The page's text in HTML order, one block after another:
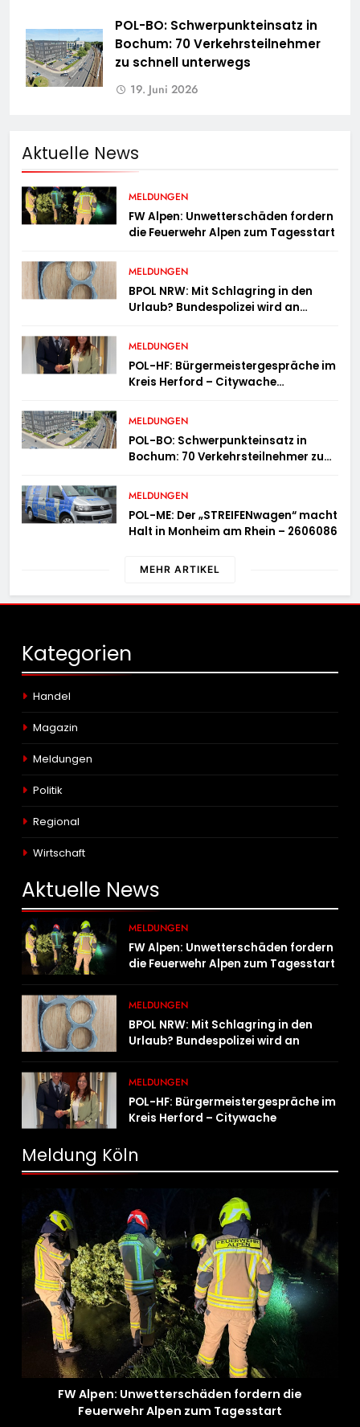
POL-BO: Schwerpunkteinsatz in
Bochum: 70 Verkehrsteilnehmer
zu schnell unterwegs
19. Juni 2026
Aktuelle News
MELDUNGEN
FW Alpen: Unwetterschäden fordern
die Feuerwehr Alpen zum Tagesstart
MELDUNGEN
BPOL NRW: Mit Schlagring in den
Urlaub? Bundespolizei wird an
MELDUNGEN
POL-HF: Bürgermeistergespräche im
Kreis Herford – Citywache
Zusammenarbeit in Herford
MELDUNGEN
POL-BO: Schwerpunkteinsatz in
Bochum: 70 Verkehrsteilnehmer zu
MELDUNGEN
POL-ME: Der „STREIFENwagen“ macht
Halt in Monheim am Rhein – 2606086
MEHR ARTIKEL
Kategorien
Handel
Magazin
Meldungen
Politik
Regional
Wirtschaft
Aktuelle News
MELDUNGEN
FW Alpen: Unwetterschäden fordern
die Feuerwehr Alpen zum Tagesstart
MELDUNGEN
BPOL NRW: Mit Schlagring in den
Urlaub? Bundespolizei wird an
MELDUNGEN
POL-HF: Bürgermeistergespräche im
Kreis Herford – Citywache
Zusammenarbeit in Herford
Meldung Köln
FW Alpen: Unwetterschäden fordern die
Feuerwehr Alpen zum Tagesstart